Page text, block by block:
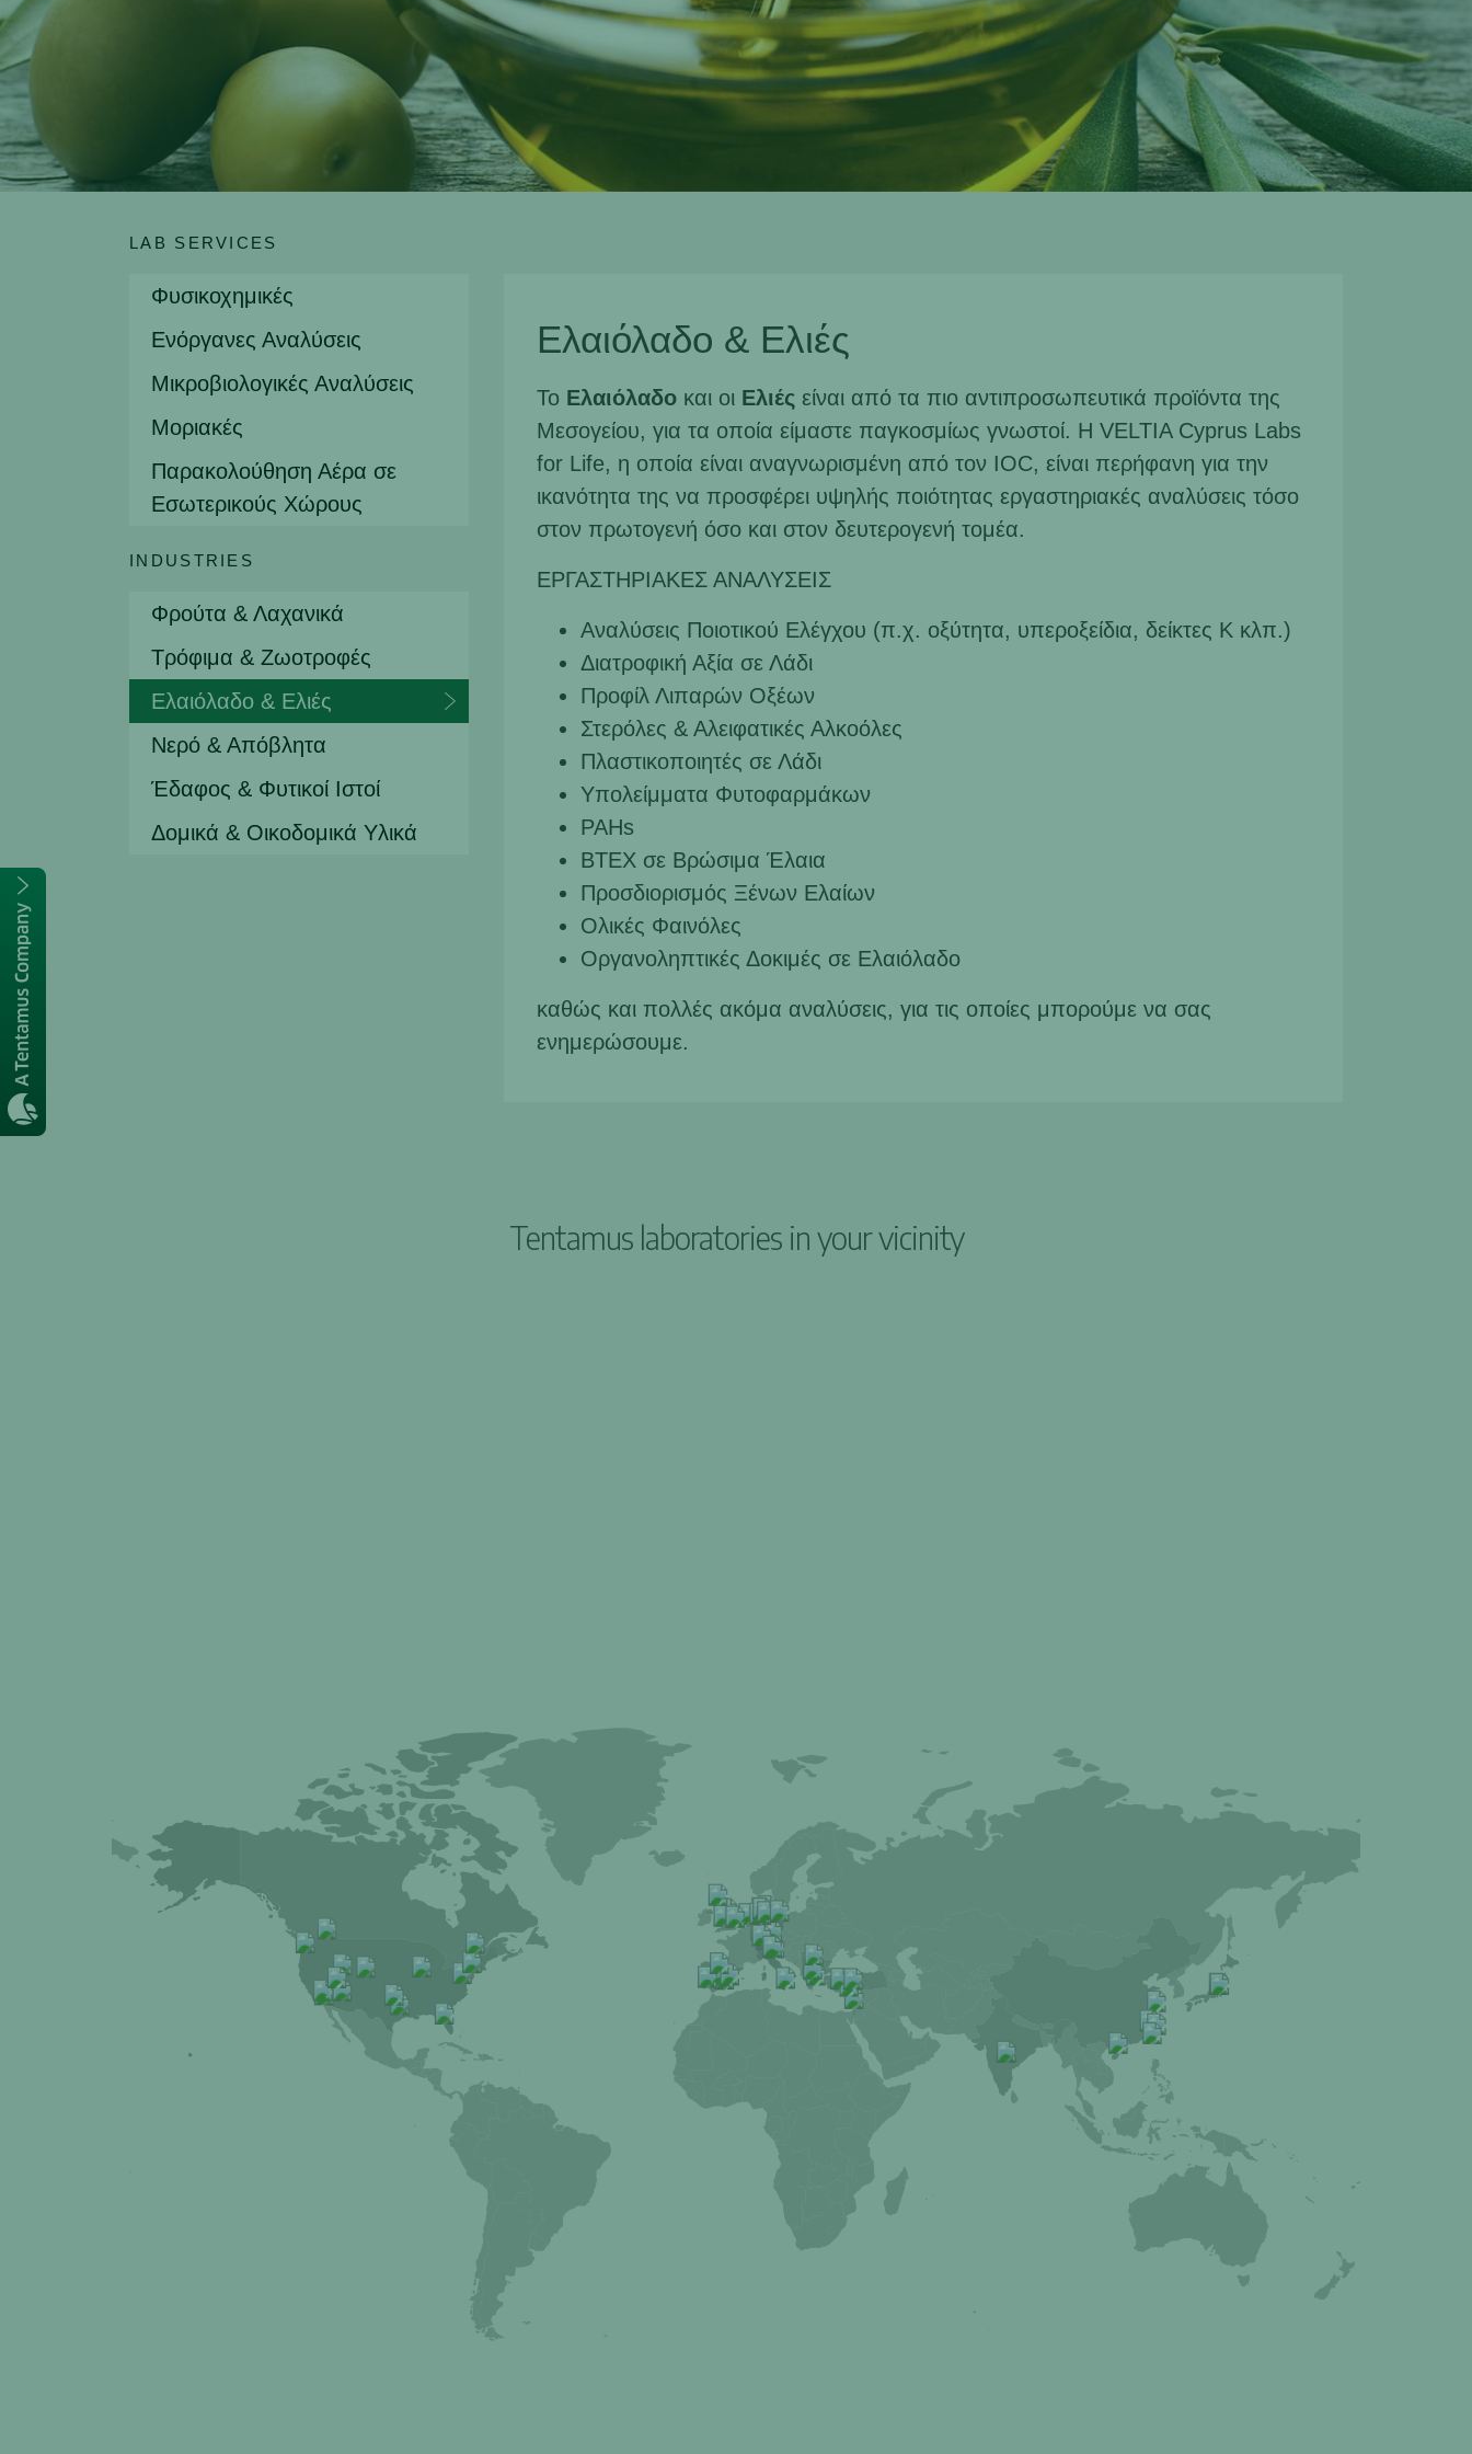
LAB SERVICES
Φυσικοχημικές
Ενόργανες Αναλύσεις
Μικροβιολογικές Αναλύσεις
Μοριακές
Παρακολούθηση Αέρα σε
Εσωτερικούς Χώρους
INDUSTRIES
Φρούτα & Λαχανικά
Τρόφιμα & Ζωοτροφές
Ελαιόλαδο & Ελιές
Νερό & Απόβλητα
Έδαφος & Φυτικοί Ιστοί
Δομικά & Οικοδομικά Υλικά
Ελαιόλαδο & Ελιές
Το Ελαιόλαδο και οι Ελιές είναι από τα πιο αντιπροσωπευτικά προϊόντα της
Μεσογείου, για τα οποία είμαστε παγκοσμίως γνωστοί. Η VELTIA Cyprus Labs
for Life, η οποία είναι αναγνωρισμένη από τον IOC, είναι περήφανη για την
ικανότητα της να προσφέρει υψηλής ποιότητας εργαστηριακές αναλύσεις τόσο
στον πρωτογενή όσο και στον δευτερογενή τομέα.
ΕΡΓΑΣΤΗΡΙΑΚΕΣ ΑΝΑΛΥΣΕΙΣ
Αναλύσεις Ποιοτικού Ελέγχου (π.χ. οξύτητα, υπεροξείδια, δείκτες Κ κλπ.)
Διατροφική Αξία σε Λάδι
Προφίλ Λιπαρών Οξέων
Στερόλες & Αλειφατικές Αλκοόλες
Πλαστικοποιητές σε Λάδι
Υπολείμματα Φυτοφαρμάκων
PAHs
BTEX σε Βρώσιμα Έλαια
Προσδιορισμός Ξένων Ελαίων
Ολικές Φαινόλες
Οργανοληπτικές Δοκιμές σε Ελαιόλαδο
καθώς και πολλές ακόμα αναλύσεις, για τις οποίες μπορούμε να σας
ενημερώσουμε.
Tentamus laboratories in your vicinity